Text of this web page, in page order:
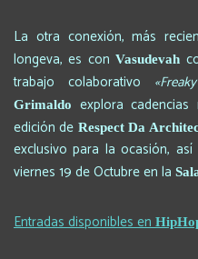
La otra conexión, más
longeva, es conVasudevah
trabajo colaborativo
Grimaldo
explora
edición de Respect Da
exclusivo para la ocasión,
viernes 19 de Octubre en la
Entradas disponibles en